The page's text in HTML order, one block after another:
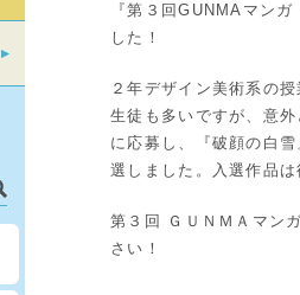
『第３回GUNMAマン
した！
２年デザイン美術系の
生徒も多いですが、意
に応募し、『破顔の白
選しました。入選作品
第３回 ＧＵＮＭＡマン
さい！